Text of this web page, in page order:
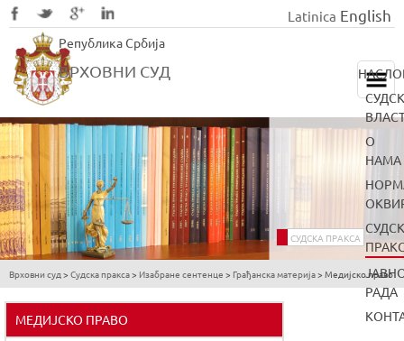
to
main
Република Србија
ВРХОВНИ СУД
Latinica English
О
НАМА
РАДА
СУДСКА ПРАКСА
You
are
here
Врховни суд > Судска пракса> Изабране сентенце > Грађанска материја> Медијско право
МЕДИЈСКО ПРАВО